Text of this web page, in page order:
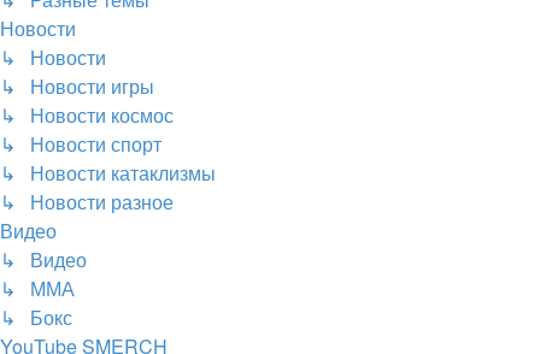
Новости
↳ Новости
↳ Новости игры
↳ Новости космос
↳ Новости спорт
↳ Новости катаклизмы
↳ Новости разное
Видео
↳ Видео
↳ ММА
↳ Бокс
YouTube SMERCH